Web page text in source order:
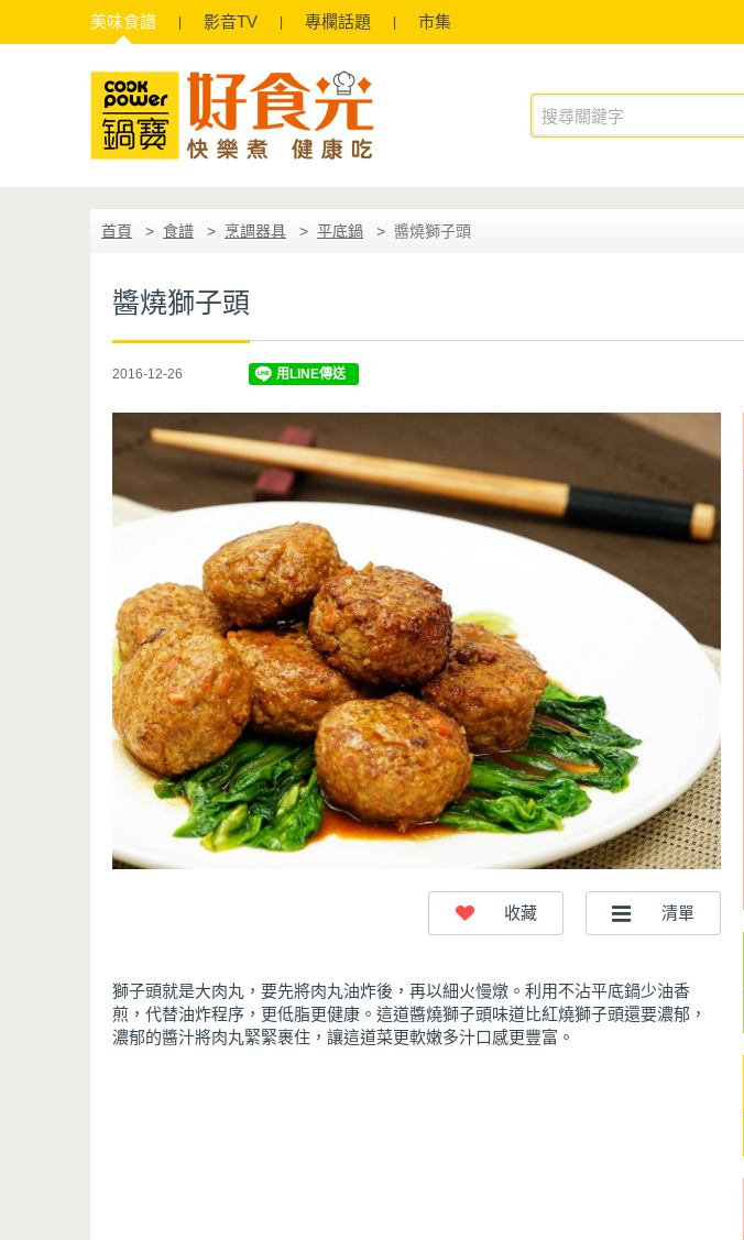
美味食譜 影音TV 專欄話題 市集
首頁 食譜 烹調器具 平底鍋 醬燒獅子頭
醬燒獅子頭
2016-12-26
獅子頭就是大肉丸，要先將肉丸油炸後，再以細火慢燉。利用不沾平底鍋少油香
煎，代替油炸程序，更低脂更健康。這道醬燒獅子頭味道比紅燒獅子頭還要濃郁，
濃郁的醬汁將肉丸緊緊裹住，讓這道菜更軟嫩多汁口感更豐富。